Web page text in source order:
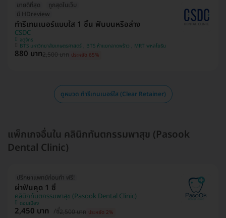
ขายดีที่สุด
ถูกสุดในเว็บ
มี HDreview
ทำรีเทนเนอร์แบบใส 1 ชิ้น ฟันบนหรือล่าง
CSDC
จตุจักร
BTS มหาวิทยาลัยเกษตรศาสตร์ , BTS ห้าแยกลาดพร้าว , MRT พหลโยธิน
880 บาท2,500 บาท ประหยัด 65%
ดูหมวด ทำรีเทนเนอร์ใส (Clear Retainer)
แพ็กเกจอื่นใน คลินิกทันตกรรมพาสุข (Pasook
Dental Clinic)
ปรึกษาแพทย์ก่อนทำ ฟรี!
ผ่าฟันคุด 1 ซี่
คลินิกทันตกรรมพาสุข (Pasook Dental Clinic)
ดอนเมือง
2,450 บาท /ซี่2,500 บาท ประหยัด 2%